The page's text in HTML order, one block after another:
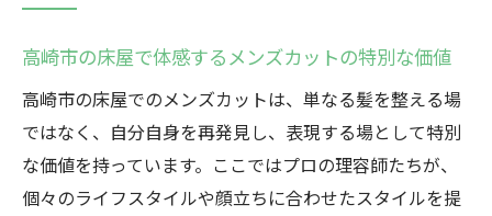
地域密着型の高崎市の床屋が提供する安心
感
最新トレンドを取り入れた床屋のカット技術
流行を押さえた高崎市の床屋のメンズカッ
ト
高崎市の床屋で体感するメンズカットの特別な価値
高崎市の床屋でのメンズカットは、単なる髪を整える場
ではなく、自分自身を再発見し、表現する場として特別
な価値を持っています。ここではプロの理容師たちが、
個々のライフスタイルや顔立ちに合わせたスタイルを提